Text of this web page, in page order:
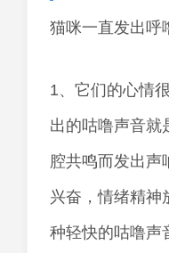
猫咪一直发出呼
1、它们的心情
出的咕噜声音就
腔共鸣而发出声
兴奋，情绪精神
种轻快的咕噜声